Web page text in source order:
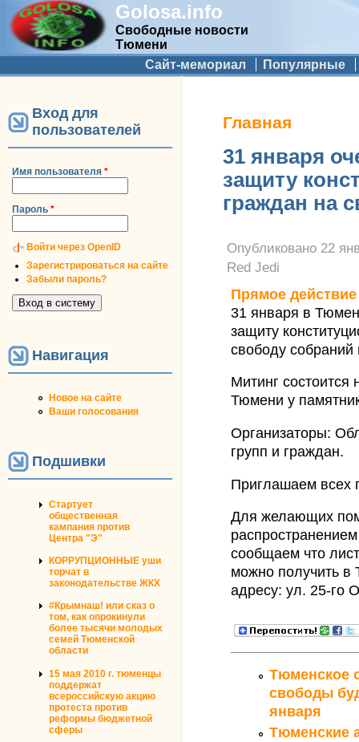
Golosa.info
Свободные новости
Тюмени
Дополнительное меню
Сайт-мемориал Популярные
Вход для
пользователей
Имя пользователя *
Пароль *
Войти через OpenID
Зарегистрироваться на сайте
Забыли пароль?
Навигация
Новое на сайте
Ваши голосования
Подшивки
Стартует
общественная
кампания против
Центра "Э"
КОРРУПЦИОННЫЕ уши
торчат в
законодательстве ЖКХ
#Крымнаш! или сказ о
том, как опрокинули
более тысячи молодых
семей Тюменской
области
15 мая 2010 г. тюменцы
поддержат
всероссийскую акцию
протеста против
реформы бюджетной
сферы
Вы здесь
Главная
31 января
защиту
граждан на
Опубликовано 22
Red Jedi
Прямое действие
31 января в
защиту
свободу собраний
Митинг состоится
Тюмени у
Организаторы:
групп и граждан.
Приглашаем всех
Для желающих
сообщаем что
можно получить
адресу: ул. 25-го
Тюменское
свободы
января
Тюменские